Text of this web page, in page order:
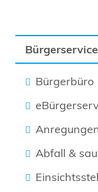
Bürgerservice
Bürgerbüro
Abfall &